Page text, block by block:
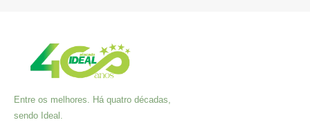
Entre os melhores. Há quatro décadas,
sendo Ideal.